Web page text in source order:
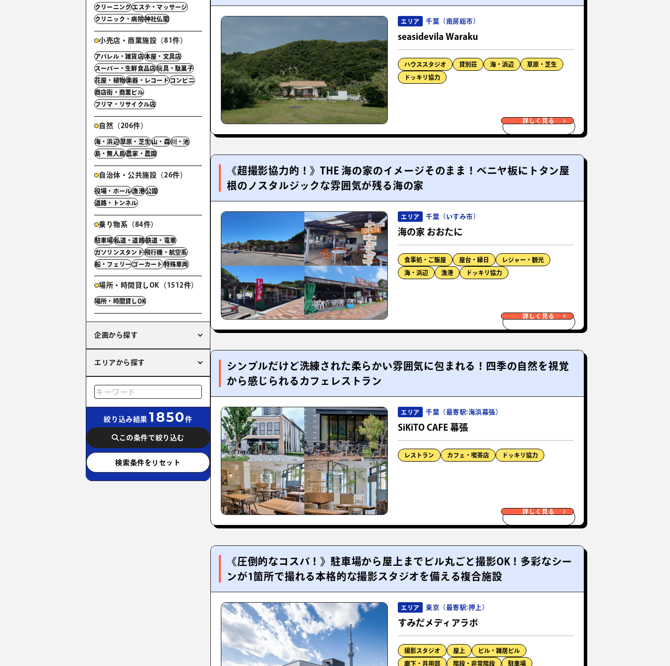
エリア 千葉（南房総市）
seasidevila Waraku
ハウススタジオ 貸別荘 海・浜辺 草原・芝生
ドッキリ協力
詳しく見る
《超撮影協力的！》THE 海の家のイメージそのまま！ベニヤ板にトタン屋
根のノスタルジックな雰囲気が残る海の家
エリア 千葉（いすみ市）
海の家 おおたに
食事処・ご飯屋 屋台・縁日 レジャー・観光
海・浜辺 漁港 ドッキリ協力
詳しく見る
シンプルだけど洗練された柔らかい雰囲気に包まれる！四季の自然を視覚
から感じられるカフェレストラン
エリア 千葉（最寄駅:海浜幕張）
SiKiTO CAFE 幕張
レストラン カフェ・喫茶店 ドッキリ協力
詳しく見る
《圧倒的なコスパ！》駐車場から屋上までビル丸ごと撮影OK！多彩なシー
ンが1箇所で撮れる本格的な撮影スタジオを備える複合施設
エリア 東京（最寄駅:押上）
すみだメディアラボ
撮影スタジオ 屋上 ビル・雑居ビル
廊下・共用部 階段・非常階段 駐車場
クリーニングエステ・マッサージ
クリニック・病院神社仏閣
小売店・商業施設（81件）
アパレル・雑貨店本屋・文具店
スーパー・生鮮食品店玩具・駄菓子
花屋・植物楽器・レコードコンビニ
商店街・商業ビル
フリマ・リサイクル店
自然（206件）
海・浜辺草原・芝生山・森川・池
島・無人島農家・農園
自治体・公共施設（26件）
役場・ホール漁港公園
道路・トンネル
乗り物系（84件）
駐車場私道・道路鉄道・電車
ガソリンスタンド飛行機・航空系
船・フェリーゴーカート特殊車両
場所・時間貸しOK（1512件）
場所・時間貸しOK
企画から探す
エリアから探す
絞り込み結果 1850件
この条件で絞り込む
検索条件をリセット